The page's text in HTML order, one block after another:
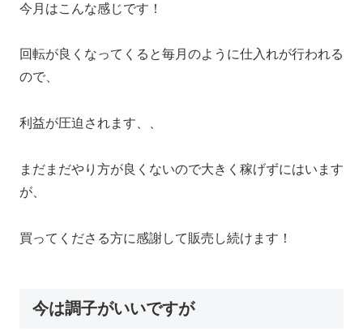
今月はこんな感じです！
回転が良くなってくると毎月のように仕入れが行われる
ので、
利益が圧迫されます、、
まだまだやり方が良くないので大きく稼げずにはいます
が、
買ってくださる方に感謝して販売し続けます！
今は調子がいいですが